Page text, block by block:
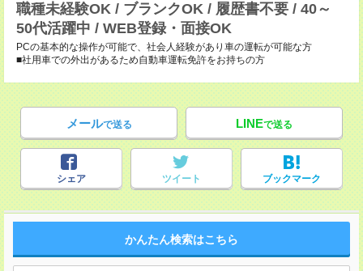
職種未経験OK / ブランクOK / 履歴書不要 / 40～
50代活躍中 / WEB登録・面接OK
PCの基本的な操作が可能で、社会人経験があり車の運転が可能な方
■社用車での外出があるため自動車運転免許をお持ちの方
メールで送る LINEで送る
シェア ツイート ブックマーク
かんたん検索はこちら